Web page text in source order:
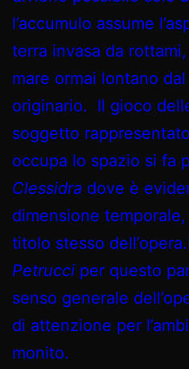
l’accumulo assume
terra invasa da
mare ormai lontano
originario. Il gioco
soggetto
occupa lo spazio si fa
Clessidra dove è
dimensione
titolo stesso
Petrucci per questo
senso generale
di attenzione per
monito.